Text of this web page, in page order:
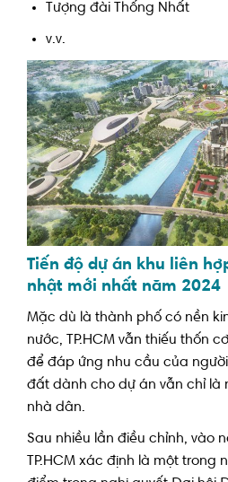
Tượng đài Thống Nhất
v.v.
Tiến độ dự án khu liên
nhật mới nhất năm 2024
Mặc dù là thành phố có nền
nước, TP.HCM vẫn thiếu thốn
để đáp ứng nhu cầu của
đất dành cho dự án vẫn chỉ là
nhà dân.
Sau nhiều lần điều chỉnh, vào
TP.HCM xác định là một trong